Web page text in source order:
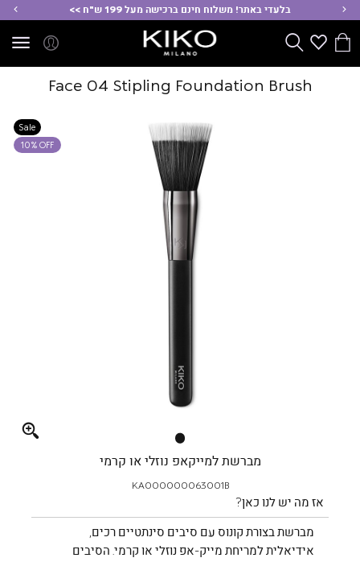
בלעדי באתר! משלוח חינם ברכישה מעל 199 ש"ח >>
הסל
Wishlistחפש
Full
Sale
10% OFF
Face 04 Stipling Foundation Brush
מברשת למייקאפ נוזלי או קרמי
KA000000063001B
אז מה יש לנו כאן?
מברשת בצורת קונוס עם סיבים סינתטיים רכים,
אידיאלית למריחת מייק-אפ נוזלי או קרמי. הסיבים